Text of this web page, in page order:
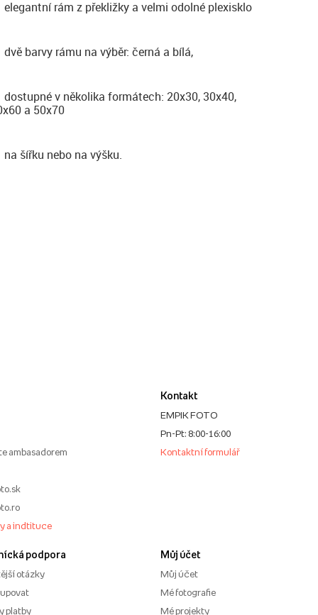
elegantní rám z překližky a velmi odolné plexisklo
dvě barvy rámu na výběr: černá a bílá,
dostupné v několika formátech: 20x30, 30x40,
a 50x70
na šířku nebo na výšku.
ambasadorem
a indtituce
podpora
otázky
platby
Kontakt
EMPIK FOTO
Pn-Pt: 8:00-16:00
Kontaktní formulář
Můj účet
Můj účet
Mé fotografie
Mé projekty